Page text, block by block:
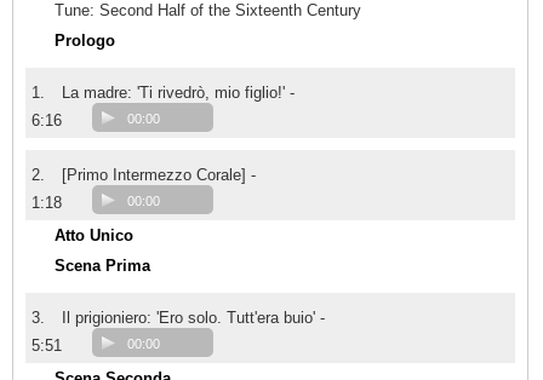
Tune: Second Half of the Sixteenth Century
Prologo
1.
La madre: 'Ti rivedrò, mio figlio!' -
6:16
00:00
2.
[Primo Intermezzo Corale] -
1:18
00:00
Atto Unico
Scena Prima
3.
Il prigioniero: 'Ero solo. Tutt'era buio' -
5:51
00:00